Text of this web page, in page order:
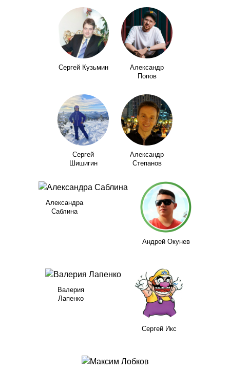
Сергей Кузьмин
Александр
Попов
Сергей
Шишигин
Александр
Степанов
Александра
Саблина
Андрей Окунев
Валерия
Лапенко
Сергей Икс